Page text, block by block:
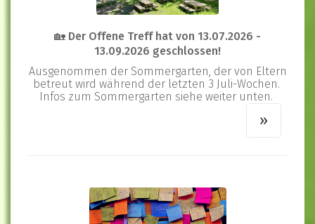
🏡 Der Offene Treff hat von 13.07.2026 -
13.09.2026 geschlossen!
Ausgenommen der Sommergarten, der von Eltern
betreut wird während der letzten 3 Juli-Wochen.
Infos zum Sommergarten siehe weiter unten.
»